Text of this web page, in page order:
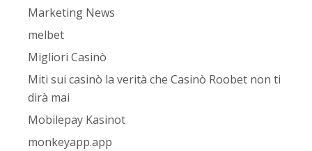
Marketing News
melbet
Migliori Casinò
Miti sui casinò la verità che Casinò Roobet non ti
dirà mai
Mobilepay Kasinot
monkeyapp.app